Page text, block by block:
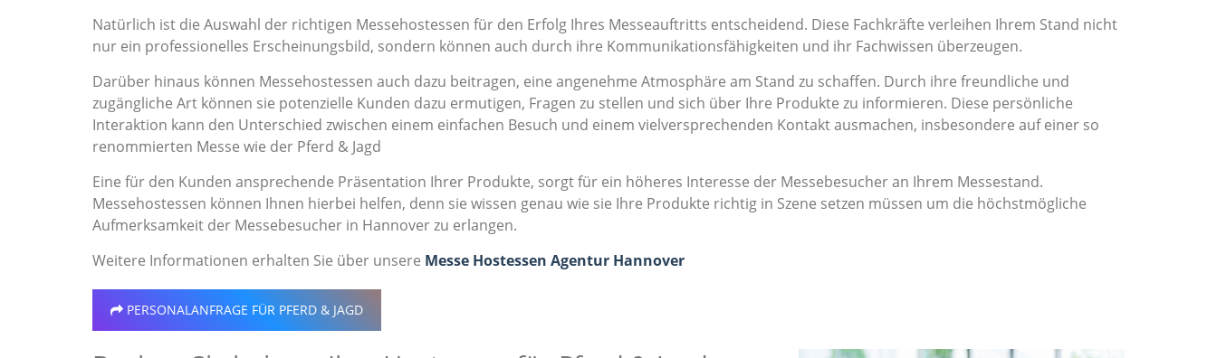
Natürlich ist die Auswahl der richtigen Messehostessen für den Erfolg Ihres Messeauftritts entscheidend. Diese Fachkräfte verleihen Ihrem Stand nicht
nur ein professionelles Erscheinungsbild, sondern können auch durch ihre Kommunikationsfähigkeiten und ihr Fachwissen überzeugen.
Darüber hinaus können Messehostessen auch dazu beitragen, eine angenehme Atmosphäre am Stand zu schaffen. Durch ihre freundliche und
zugängliche Art können sie potenzielle Kunden dazu ermutigen, Fragen zu stellen und sich über Ihre Produkte zu informieren. Diese persönliche
Interaktion kann den Unterschied zwischen einem einfachen Besuch und einem vielversprechenden Kontakt ausmachen, insbesondere auf einer so
renommierten Messe wie der Pferd & Jagd
Eine für den Kunden ansprechende Präsentation Ihrer Produkte, sorgt für ein höheres Interesse der Messebesucher an Ihrem Messestand.
Messehostessen können Ihnen hierbei helfen, denn sie wissen genau wie sie Ihre Produkte richtig in Szene setzen müssen um die höchstmögliche
Aufmerksamkeit der Messebesucher in Hannover zu erlangen.
Weitere Informationen erhalten Sie über unsere Messe Hostessen Agentur Hannover
PERSONALANFRAGE FÜR PFERD & JAGD